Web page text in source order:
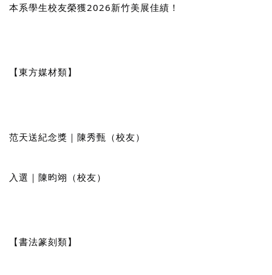
本系學生校友榮獲2026新竹美展佳績！
【東方媒材類】
范天送紀念獎｜陳秀甄（校友）
入選｜陳昀翊（校友）
【書法篆刻類】